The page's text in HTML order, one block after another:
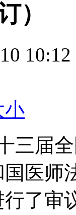
）
10:12
小
三届
国医师
了审